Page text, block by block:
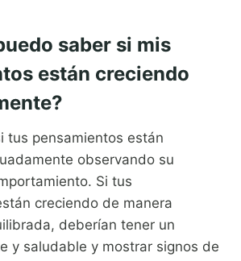
saber si mis
están creciendo
tus pensamientos están
observando su
Si tus
creciendo de manera
deberían tener un
y saludable y mostrar signos de